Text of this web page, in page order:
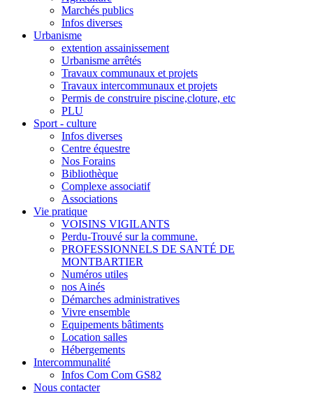
Marchés publics
Infos diverses
Urbanisme
extention assainissement
Urbanisme arrêtés
Travaux communaux et projets
Travaux intercommunaux et projets
Permis de construire piscine,cloture, etc
PLU
Sport - culture
Infos diverses
Centre équestre
Nos Forains
Bibliothèque
Complexe associatif
Associations
Vie pratique
VOISINS VIGILANTS
Perdu-Trouvé sur la commune.
PROFESSIONNELS DE SANTÉ DE
MONTBARTIER
Numéros utiles
nos Ainés
Démarches administratives
Vivre ensemble
Equipements bâtiments
Location salles
Hébergements
Intercommunalité
Infos Com Com GS82
Nous contacter